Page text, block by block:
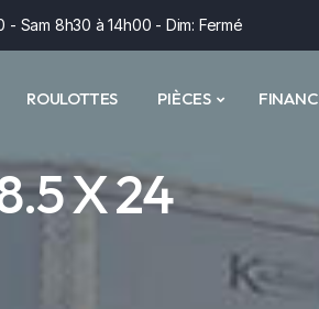
- Sam 8h30 à 14h00 - Dim: Fermé
ROULOTTES PIÈCES
X 24